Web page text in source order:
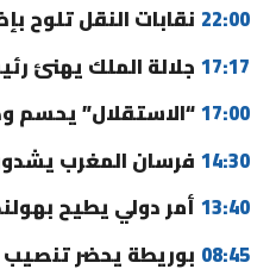
22:00 نقابات النقل تلوح
17:17 جلالة الملك يهنئ
17:00“الاستقلال” يحسم
14:30 فرسان المغرب
13:40 أمر دولي يطيح
08:45 بوريطة يحضر